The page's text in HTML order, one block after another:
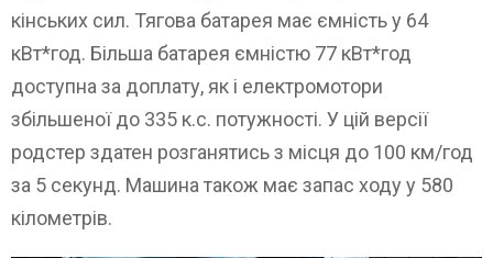
кінських сил. Тягова батарея має ємність у 64
кВт*год. Більша батарея ємністю 77 кВт*год
доступна за доплату, як і електромотори
збільшеної до 335 к.с. потужності. У цій версії
родстер здатен розганятись з місця до 100 км/год
за 5 секунд. Машина також має запас ходу у 580
кілометрів.